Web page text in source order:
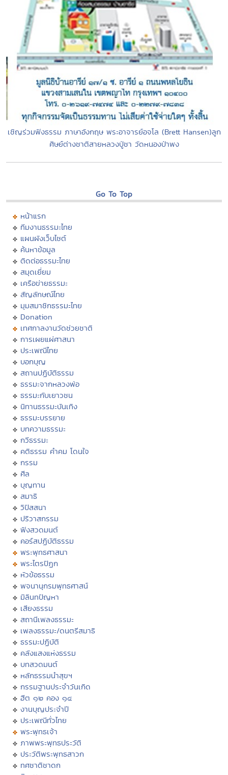
เชิญร่วมฟังธรรม ภาษาอังกฤษ พระอาจารย์อจโล (Brett Hansen)ลูก
ศิษย์ต่างชาติสายหลวงปู่ชา วัดหนองป่าพง
Go To Top
หน้าแรก
ทีมงานธรรมะไทย
แผนผังเว็บไซต์
ค้นหาข้อมูล
ติดต่อธรรมะไทย
สมุดเยี่ยม
เครือข่ายธรรมะ
สัญลักษณ์ไทย
มุมสมาชิกธรรมะไทย
Donation
เทศกาลงานวัดช่วยชาติ
การเผยแผ่ศาสนา
ประเพณีไทย
บอกบุญ
สถานปฏิบัติธรรม
ธรรมะจากหลวงพ่อ
ธรรมะกับเยาวชน
นิทานธรรมะบันเทิง
ธรรมะบรรยาย
บทความธรรมะ
กวีธรรมะ
คติธรรม คำคม โดนใจ
กรรม
ศีล
บุญทาน
สมาธิ
วิปัสสนา
ปริวาสกรรม
ฟังสวดมนต์
คอร์สปฏิบัติธรรม
พระพุทธศาสนา
พระไตรปิฏก
หัวข้อธรรม
พจนานุกรมพุทธศาสน์
มิลินทปัญหา
เสียงธรรม
สถานีเพลงธรรมะ
เพลงธรรมะ/ดนตรีสมาธิ
ธรรมะปฏิบัติ
คลังแสงแห่งธรรม
บทสวดมนต์
หลักธรรมนำสุขฯ
กรรมฐานประจำวันเกิด
ฮีต ๑๒ คอง ๑๔
งานบุญประจำปี
ประเพณีทั่วไทย
พระพุทธเจ้า
ภาพพระพุทธประวัติ
ประวัติพระพุทธสาวก
ทศชาติชาดก